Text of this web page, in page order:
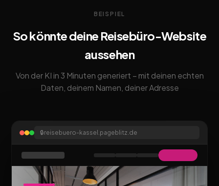
BEISPIEL
So könnte deine Reisebüro-Website
aussehen
Von der KI in 3 Minuten generiert – mit deinen echten
Daten, deinem Namen, deiner Adresse
🔒reisebuero-kassel.pageblitz.de